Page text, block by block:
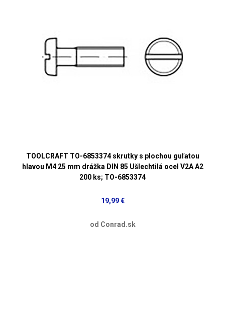
TOOLCRAFT TO-6853374 skrutky s plochou guľatou
hlavou M4 25 mm drážka DIN 85 Ušlechtilá ocel V2A A2
200 ks; TO-6853374
19,99 €
od Conrad.sk